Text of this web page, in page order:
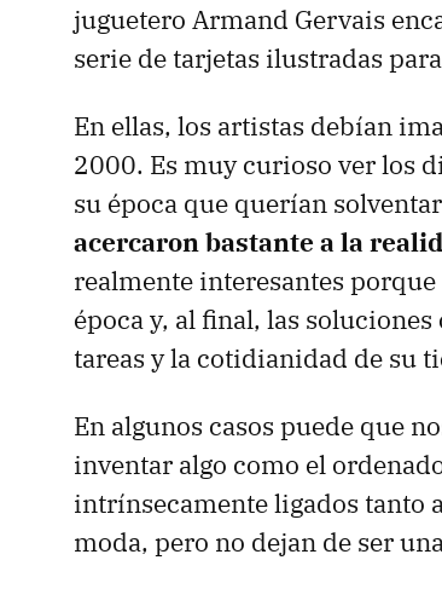
juguetero Armand Gervais
serie de tarjetas ilustradas
En ellas, los artistas debían
2000. Es muy curioso ver los
su época que querían
acercaron bastante a la
realmente interesantes
época y, al final, las
tareas y la cotidianidad de su
En algunos casos puede que
inventar algo como el
intrínsecamente ligados tanto
moda, pero no dejan de ser